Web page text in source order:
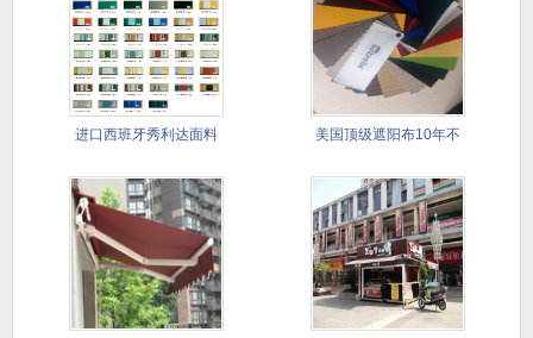
进口西班牙秀利达面料 美国顶级遮阳布10年不